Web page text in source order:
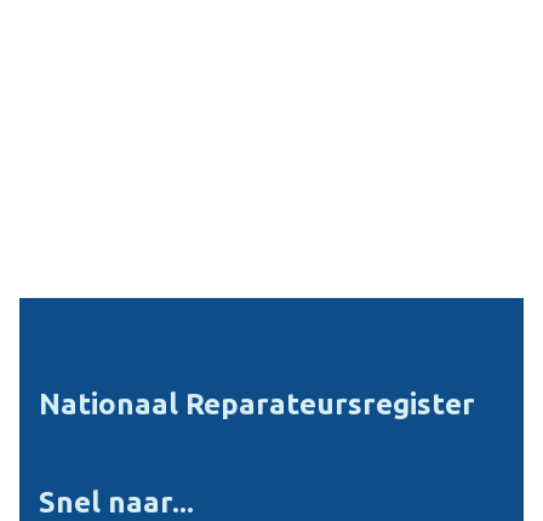
Nationaal Reparateursregister
Snel naar...